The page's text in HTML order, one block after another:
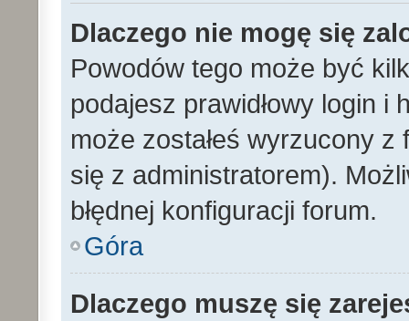
Dlaczego nie mogę się
Powodów tego może być
podajesz prawidłowy login i
może zostałeś wyrzucony
się z administratorem).
błędnej konfiguracji forum.
Góra
Dlaczego muszę się